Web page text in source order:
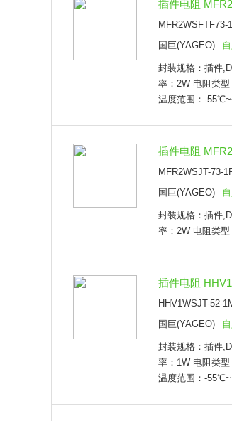
插件电阻
MFR2WSFTF73-
国巨(YAGEO)
封装规格：插件
率：2W 电阻类
温度范围：-
插件电阻
MFR2WSJT-73-
国巨(YAGEO)
封装规格：插件
率：2W 电阻类
插件电阻
HHV1WSJT-52-
国巨(YAGEO)
封装规格：插件
率：1W 电阻类
温度范围：-